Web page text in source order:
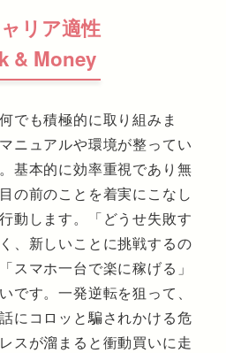
リア適性
& Money
でも積極的に取り組みま
ニュアルや環境が整ってい
基本的に効率重視であり無
の前のことを着実にこなし
動します。「どうせ失敗す
、新しいことに挑戦するの
スマホ一台で楽に稼げる」
です。一発逆転を狙って、
にコロッと騙されかける危
スが溜まると衝動買いに走